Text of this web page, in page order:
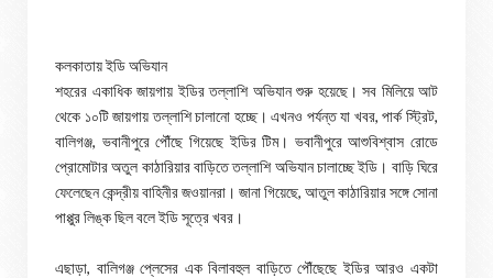
কলকাতায় ইডি অভিযান
শহরের একাধিক জায়গায় ইডির তল্লাশি অভিযান শুরু হয়েছে। সব মিলিয়ে আট
থেকে ১০টি জায়গায় তল্লাশি চালানো হচ্ছে। এখনও পর্যন্ত যা খবর, পার্ক স্ট্রিট,
বালিগঞ্জ, ভবানীপুরে পৌঁছে গিয়েছে ইডির টিম। ভবানীপুরে আশুবিশ্বাস রোডে
প্রোমোটার অতুল কাঠারিয়ার বাড়িতে তল্লাশি অভিযান চালাচ্ছে ইডি। বাড়ি ঘিরে
ফেলেছেন কেন্দ্রীয় বাহিনীর জওয়ানরা। জানা গিয়েছে, আতুল কাঠারিয়ার সঙ্গে সোনা
পাপ্পুর লিঙ্ক ছিল বলে ইডি সূত্রে খবর।
এছাড়া, বালিগঞ্জ প্লেসের এক বিলাবহুল বাড়িতে পৌঁছেছে ইডির আরও একটা